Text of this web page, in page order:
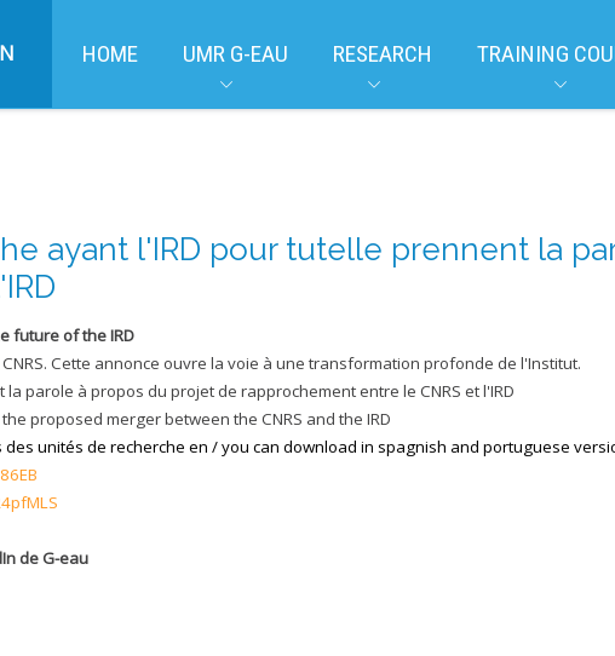
HOME UMR G-EAU RESEARCH TRAINING
ayant l'IRD pour tutelle prennent la
future of the IRD
Cette annonce ouvre la voie à une transformation profonde de l'Institut.
parole à propos du projet de rapprochement entre le CNRS et l'IRD
proposed merger between the CNRS and the IRD
unités de recherche en / you can download in spagnish and portuguese
de G-eau